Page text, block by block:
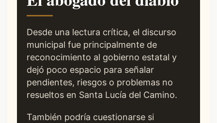
Desde una lectura crítica, el discurso
municipal fue principalmente de
reconocimiento al gobierno estatal y
dejó poco espacio para señalar
pendientes, riesgos o problemas no
resueltos en Santa Lucía del Camino.
También podría cuestionarse si